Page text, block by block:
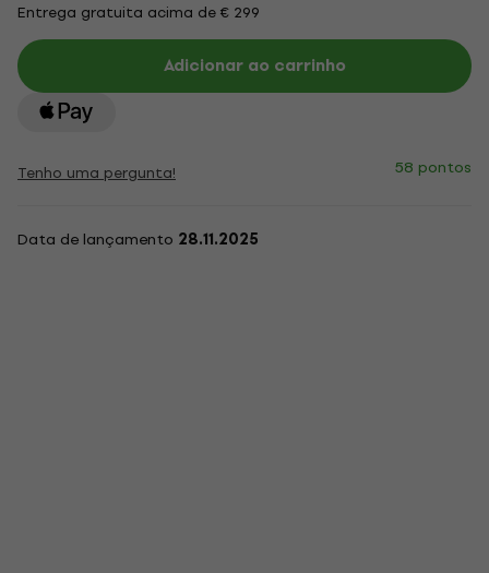
Entrega gratuita acima de € 299
Adicionar ao carrinho
Tenho uma pergunta! 58 pontos
Data de lançamento 28.11.2025